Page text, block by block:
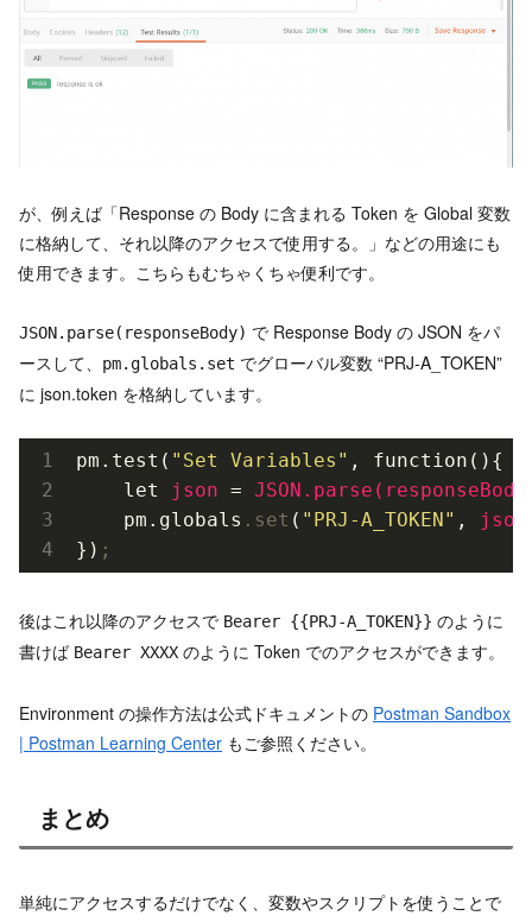
が、例えば「Response の Body に含まれる Token を Global 変数
に格納して、それ以降のアクセスで使用する。」などの用途にも
使用できます。こちらもむちゃくちゃ便利です。
JSON.parse(responseBody) で Response Body の JSON をパ
ースして、
pm.globals.set でグローバル変数 “PRJ-A_TOKEN”
に json.token を格納しています。
pm.test( "Set Variables" , function(){
    let
json =
    pm.globals
.set ( "PRJ-A_TOKEN" ,
}) ;
後はこれ以降のアクセスで Bearer {{PRJ-A_TOKEN}} のように
書けば Bearer XXXX のように Token でのアクセスができます。
Environment の操作方法は公式ドキュメントの Postman Sandbox
| Postman Learning Center もご参照ください。
まとめ
単純にアクセスするだけでなく、変数やスクリプトを使うことで